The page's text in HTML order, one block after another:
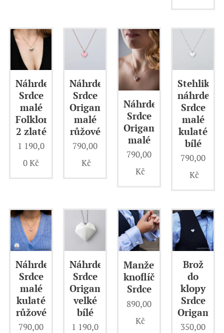
Náhrdelník
Srdce
malé
Folklor
2 zlaté
1 190,0
0Kč
Náhrdelník
Srdce
Origami
malé
růžové
790,00
Kč
Náhrdelník
Srdce
Origami
malé
790,00
Kč
Srdce
malé
kulaté
bílé
790,00
Kč
Náhrdelník
Srdce
malé
kulaté
růžové
790,00
Náhrdelník
Srdce
Origami
velké
bílé
1 190,0
Manžetové
knoflíčky
Srdce
890,00
Kč
Brož
do
klopy
Srdce
Origami
350,00